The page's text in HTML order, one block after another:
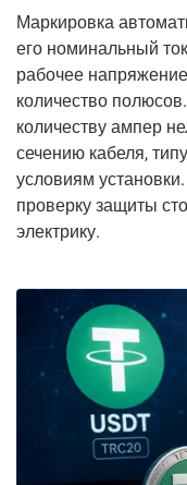
Маркировка
его номинальный
рабочее
количество
количеству ампер
сечению кабеля,
условиям
проверку защиты
электрику.